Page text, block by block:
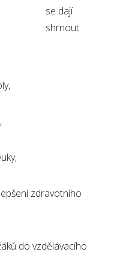
se dají
shrnout
zdravotního
do vzdělávacího